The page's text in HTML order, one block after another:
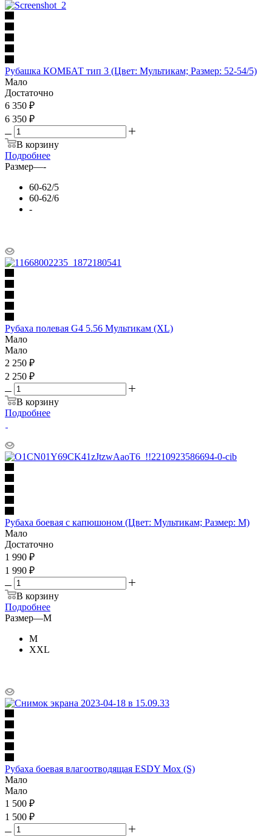
Рубашка КОМБАТ тип 3 (Цвет: Мультикам; Размер: 52-54/5)
Мало
Достаточно
6 350 ₽
6 350 ₽
В корзину
Подробнее
Размер—-
60-62/5
60-62/6
-
Рубаха полевая G4 5.56 Мультикам (XL)
Мало
Мало
2 250 ₽
2 250 ₽
В корзину
Подробнее
Рубаха боевая с капюшоном (Цвет: Мультикам; Размер: M)
Мало
Достаточно
1 990 ₽
1 990 ₽
В корзину
Подробнее
Размер—M
M
XXL
Рубаха боевая влагоотводящая ESDY Мох (S)
Мало
Мало
1 500 ₽
1 500 ₽